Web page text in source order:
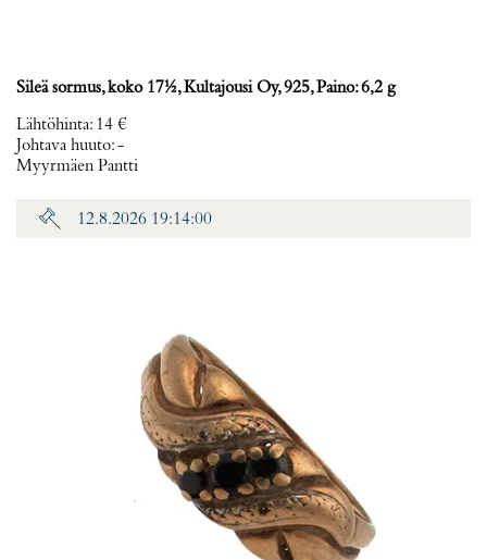
Sileä sormus, koko 17½, Kultajousi Oy, 925, Paino: 6,2 g
Lähtöhinta: 14 €
Johtava huuto:-
Myyrmäen Pantti
12.8.2026 19:14:00